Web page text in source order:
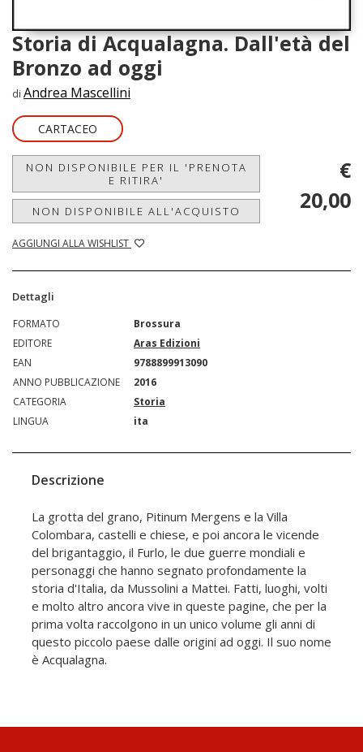
Storia di Acqualagna. Dall'età del
Bronzo ad oggi
di Andrea Mascellini
CARTACEO
NON DISPONIBILE PER IL 'PRENOTA
E RITIRA'
NON DISPONIBILE ALL'ACQUISTO
AGGIUNGI ALLA WISHLIST
€
20,00
Dettagli
FORMATO
Brossura
EDITORE
Aras Edizioni
EAN
9788899913090
ANNO PUBBLICAZIONE
2016
CATEGORIA
Storia
LINGUA
ita
Descrizione
La grotta del grano, Pitinum Mergens e la Villa
Colombara, castelli e chiese, e poi ancora le vicende
del brigantaggio, il Furlo, le due guerre mondiali e
personaggi che hanno segnato profondamente la
storia d'Italia, da Mussolini a Mattei. Fatti, luoghi, volti
e molto altro ancora vive in queste pagine, che per la
prima volta raccolgono in un unico volume gli anni di
questo piccolo paese dalle origini ad oggi. Il suo nome
è Acqualagna.